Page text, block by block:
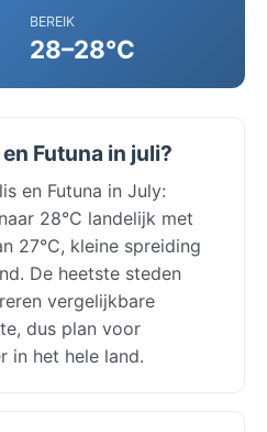
BEREIK
28–28°C
Futuna in juli?
en Futuna in July:
28°C landelijk met
27°C, kleine spreiding
De heetste steden
vergelijkbare
dus plan voor
in het hele land.